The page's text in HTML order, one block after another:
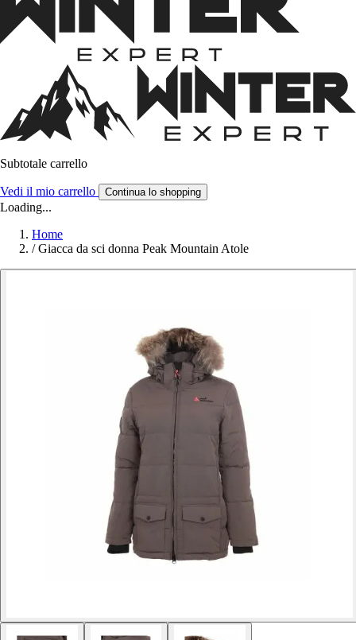
Subtotale carrello
Vedi il mio carrello Continua lo shopping
Loading...
Home
/ Giacca da sci donna Peak Mountain Atole